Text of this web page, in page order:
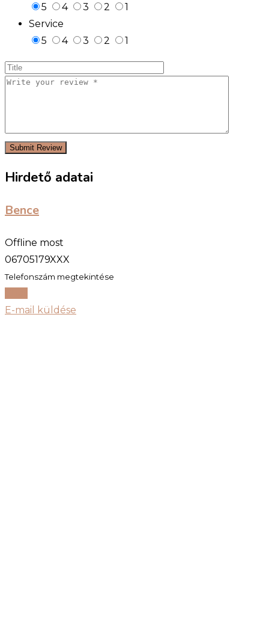
5
4 3 2
1
Service
5
4 3 2 1
Hirdető adatai
Bence
Offline most
06705179XXX
Telefonszám megtekintése
E-mail küldése